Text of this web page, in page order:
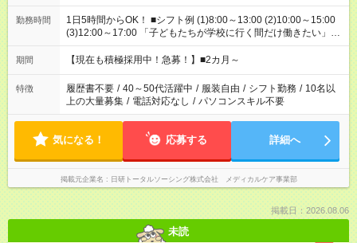
勤務時間
1日5時間からOK！ ■シフト例 (1)8:00～13:00 (2)10:00～15:00
(3)12:00～17:00 「子どもたちが学校に行く間だけ働きたい」
「余裕を持って夕飯の準備がしたい」 「午前中は働いて、午後
はプライベートの時間にしたい」 など、ご希望を教えてくださ
間と、もう1つのお仕事の勤務時間。 合計で週40時間を超える
場合は応募できません。
期間 【現在も積極採用中！急募！】■2カ月～
特徴 履歴書不要 / 40～50代活躍中 / 服装自由 / シフト勤務 / 10名以
上の大量募集 / 電話対応なし / パソコンスキル不要
気になる！ 応募する 詳細へ
掲載元企業名 日研トータルソーシング株式会社 メディカルケア事業部
掲載日：2026.08.06
未読